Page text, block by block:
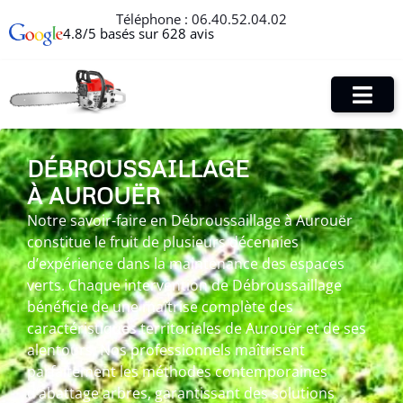
Téléphone : 06.40.52.04.02
4.8/5 basés sur 628 avis
DÉBROUSSAILLAGE
À AUROUËR
Notre savoir-faire en Débroussaillage à Aurouër
constitue le fruit de plusieurs décennies
d’expérience dans la maintenance des espaces
verts. Chaque intervention de Débroussaillage
bénéficie de une maîtrise complète des
caractéristiques territoriales de Aurouër et de ses
alentours. Nos professionnels maîtrisent
parfaitement les méthodes contemporaines
d’abattage arbres, garantissant des solutions